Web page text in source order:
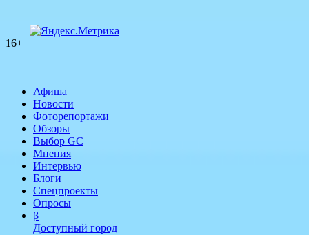
16+
Афиша
Новости
Фоторепортажи
Обзоры
Выбор GC
Мнения
Интервью
Блоги
Спецпроекты
Опросы
β
Доступный город